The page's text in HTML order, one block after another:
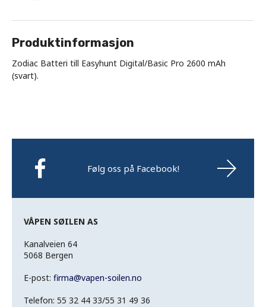
Produktinformasjon
Zodiac Batteri till Easyhunt Digital/Basic Pro 2600 mAh
(svart).
Følg oss på Facebook!
VÅPEN SØILEN AS
Kanalveien 64
5068 Bergen
E-post: firma@vapen-soilen.no
Telefon: 55 32 44 33/55 31 49 36